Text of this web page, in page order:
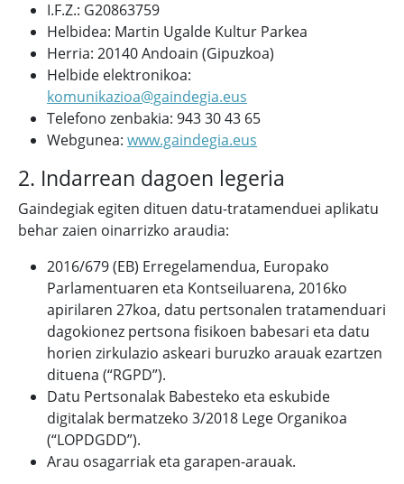
I.F.Z.: G20863759
Helbidea: Martin Ugalde Kultur Parkea
Herria: 20140 Andoain (Gipuzkoa)
Helbide elektronikoa:
komunikazioa@gaindegia.eus
Telefono zenbakia: 943 30 43 65
Webgunea: www.gaindegia.eus
2. Indarrean dagoen legeria
Gaindegiak egiten dituen datu-tratamenduei aplikatu
behar zaien oinarrizko araudia:
2016/679 (EB) Erregelamendua, Europako
Parlamentuaren eta Kontseiluarena, 2016ko
apirilaren 27koa, datu pertsonalen tratamenduari
dagokionez pertsona fisikoen babesari eta datu
horien zirkulazio askeari buruzko arauak ezartzen
dituena (“RGPD”).
Datu Pertsonalak Babesteko eta eskubide
digitalak bermatzeko 3/2018 Lege Organikoa
(“LOPDGDD”).
Arau osagarriak eta garapen-arauak.